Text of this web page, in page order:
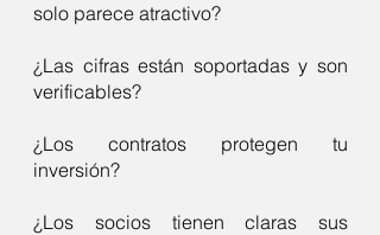
solo parece atractivo?
¿Las cifras están soportadas y son
verificables?
¿Los contratos protegen tu
inversión?
¿Los socios tienen claras sus